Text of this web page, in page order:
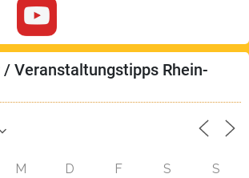
/ Veranstaltungstipps Rhein-
M D F S S